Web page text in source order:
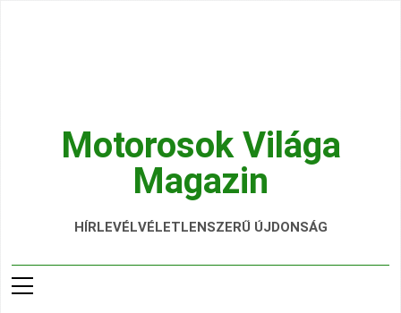
Motorosok Világa
Magazin
Hírek, Tesztek, Élmények Egy Helyen!
HÍRLEVÉLVÉLETLENSZERŰ ÚJDONSÁG